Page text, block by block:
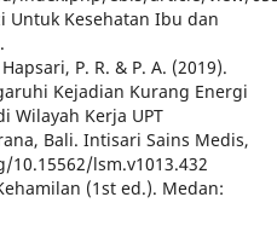
Untuk Kesehatan Ibu dan
P. R. & P. A. (2019).
Kejadian Kurang Energi
Wilayah Kerja UPT
Bali. Intisari Sains Medis,
10.15562/lsm.v1013.432
(1st ed.). Medan: